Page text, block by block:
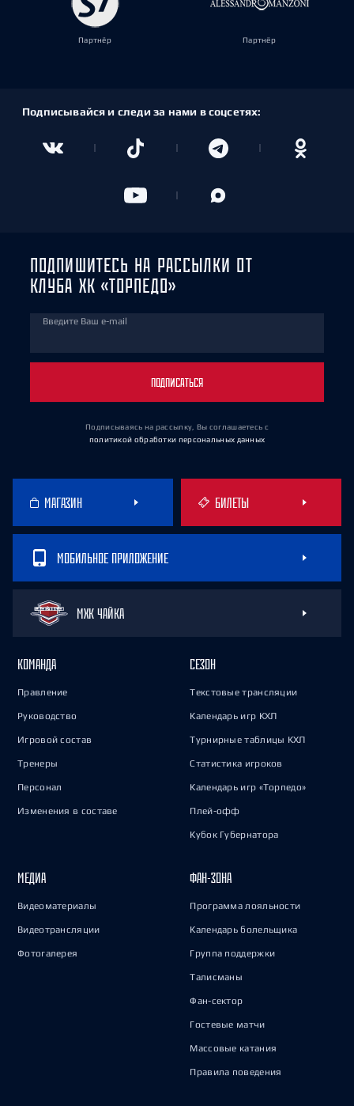
Партнёр Партнёр
Подписывайся и следи за нами в соцсетях:
ПОДПИШИТЕСЬ НА РАССЫЛКИ ОТ
КЛУБА ХК «ТОРПЕДО»
Введите Ваш e-mail
ПОДПИСАТЬСЯ
Подписываясь на рассылку, Вы соглашаетесь с
политикой обработки персональных данных
МАГАЗИН БИЛЕТЫ
МОБИЛЬНОЕ ПРИЛОЖЕНИЕ
МХК ЧАЙКА
КОМАНДА
Правление
Руководство
Игровой состав
Тренеры
Персонал
Изменения в составе
СЕЗОН
Текстовые трансляции
Календарь игр КХЛ
Турнирные таблицы КХЛ
Статистика игроков
Календарь игр «Торпедо»
Плей-офф
Кубок Губернатора
МЕДИА
Видеоматериалы
Видеотрансляции
Фотогалерея
ФАН-ЗОНА
Программа лояльности
Календарь болельщика
Группа поддержки
Талисманы
Фан-сектор
Гостевые матчи
Массовые катания
Правила поведения